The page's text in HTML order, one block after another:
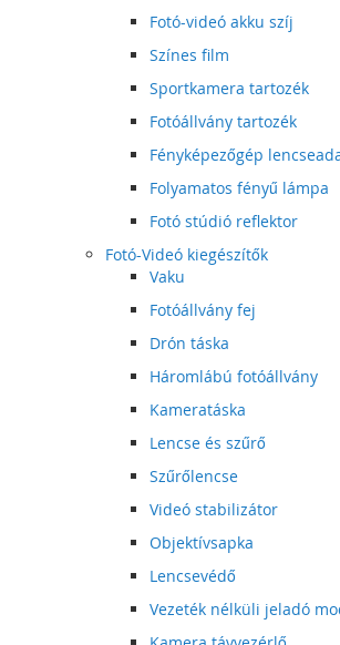
Fotó-videó akku szíj
Színes film
Sportkamera tartozék
Fotóállvány tartozék
Fényképezőgép
Folyamatos fényű lámpa
Fotó stúdió reflektor
Fotó-Videó kiegészítők
Vaku
Fotóállvány fej
Drón táska
Háromlábú fotóállvány
Kameratáska
Lencse és szűrő
Szűrőlencse
Videó stabilizátor
Objektívsapka
Lencsevédő
Vezeték nélküli jeladó